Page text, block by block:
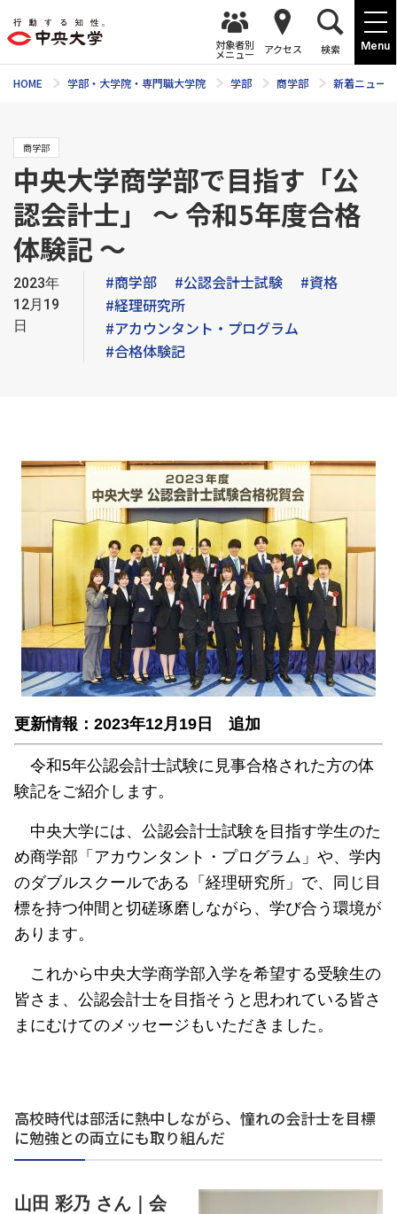
Menu
対象者別
メニュー アクセス 検索
HOME 学部・大学院・専門職大学院 学部 商学部 新着ニュース
商学部
中央大学商学部で目指す「公
認会計士」 ～ 令和5年度合格
体験記 ～
2023年
12月19
日
#商学部 #公認会計士試験
#資格
#経理研究所
#アカウンタント・プログラム
#合格体験記
更新情報：2023年12月19日 追加
令和5年公認会計士試験に見事合格された方の体
験記をご紹介します。
中央大学には、公認会計士試験を目指す学生のた
め商学部「アカウンタント・プログラム」や、学内
のダブルスクールである「経理研究所」で、同じ目
標を持つ仲間と切磋琢磨しながら、学び合う環境が
あります。
これから中央大学商学部入学を希望する受験生の
皆さま、公認会計士を目指そうと思われている皆さ
まにむけてのメッセージもいただきました。
高校時代は部活に熱中しながら、憧れの会計士を目標
に勉強との両立にも取り組んだ
山田 彩乃 さん｜会